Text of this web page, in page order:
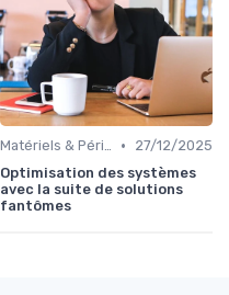
Matériels & Périphériques •
27/12/2025
Optimisation des systèmes
avec la suite de solutions
fantômes